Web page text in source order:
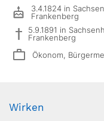
3.4.1824 in
Frankenberg
5.9.1891 in
Frankenberg
Ökonom,
Wirken